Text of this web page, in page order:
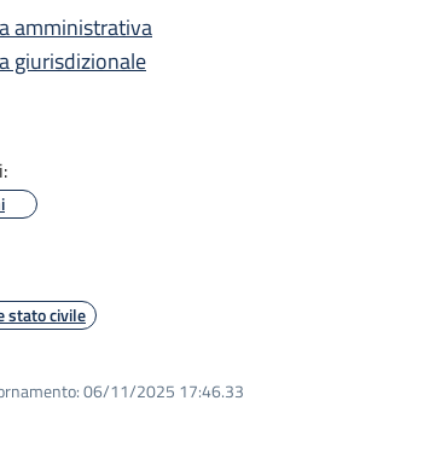
amministrativa
giurisdizionale
stato civile
06/11/2025 17:46.33